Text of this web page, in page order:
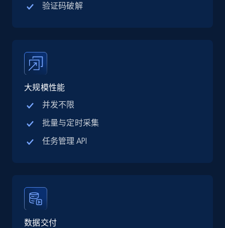
验证码破解
大规模性能
并发不限
批量与定时采集
任务管理 API
数据交付